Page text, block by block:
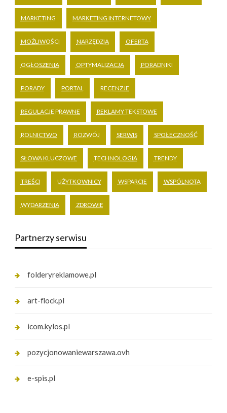
MARKETING MARKETING INTERNETOWY
MOŻLIWOŚCI NARZĘDZIA OFERTA
OGŁOSZENIA OPTYMALIZACJA PORADNIKI
PORADY PORTAL RECENZJE
REGULACJE PRAWNE REKLAMY TEKSTOWE
ROLNICTWO ROZWÓJ SERWIS SPOŁECZNOŚĆ
SŁOWA KLUCZOWE TECHNOLOGIA TRENDY
TREŚCI UŻYTKOWNICY WSPARCIE WSPÓLNOTA
WYDARZENIA ZDROWIE
Partnerzy serwisu
folderyreklamowe.pl
art-flock.pl
icom.kylos.pl
pozycjonowaniewarszawa.ovh
e-spis.pl